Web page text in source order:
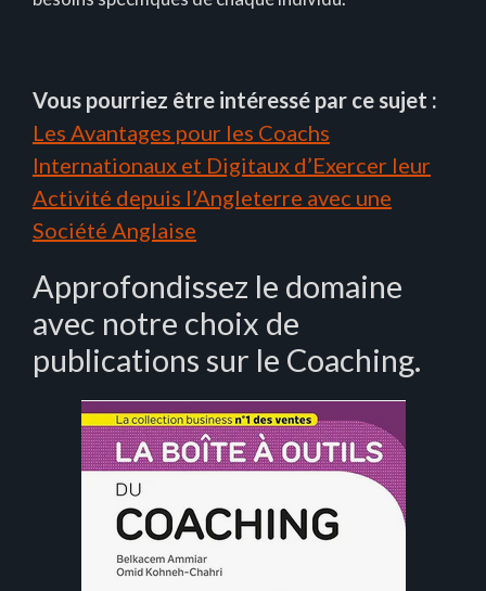
Vous pourriez être intéressé par ce sujet :
Les Avantages pour les Coachs
Internationaux et Digitaux d’Exercer leur
Activité depuis l’Angleterre avec une
Société Anglaise
Approfondissez le domaine
avec notre choix de
publications sur le Coaching.